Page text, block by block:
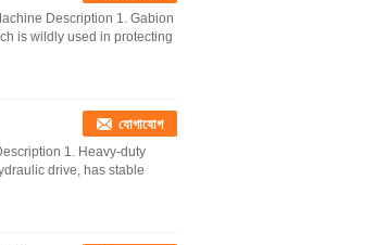
Description 1. Gabion
is wildly used in protecting
যোগাযোগ
1. Heavy-duty
drive, has stable